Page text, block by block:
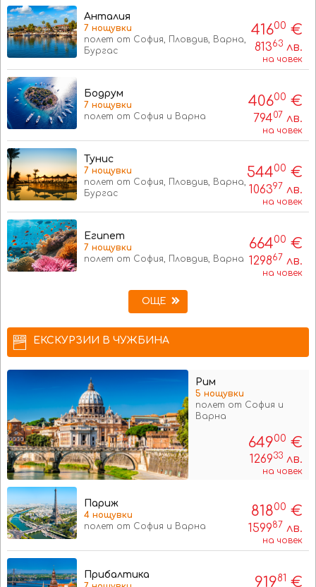
Анталия
7 нощувки
полет от София, Пловдив, Варна,
Бургас
41600 €
81363 лв.
на човек
Бодрум
7 нощувки
полет от София и Варна
40600 €
79407 лв.
на човек
Тунис
7 нощувки
полет от София, Пловдив, Варна,
Бургас
54400 €
106397 лв.
на човек
Египет
7 нощувки
полет от София, Пловдив, Варна
66400 €
129867 лв.
на човек
ОЩЕ
ЕКСКУРЗИИ В ЧУЖБИНА
Рим
5 нощувки
полет от София и
Варна
64900 €
126933 лв.
на човек
Париж
4 нощувки
полет от София и Варна
81800 €
159987 лв.
на човек
Прибалтика 91981 €